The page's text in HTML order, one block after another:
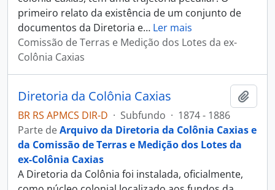
primeiro relato da existência de um conjunto de
documentos da Diretoria e… Ler mais
Comissão de Terras e Medição dos Lotes da ex-
Colônia Caxias
Diretoria da Colônia Caxias
BR RS APMCS DIR-D · Subfundo · 1874 - 1886
Parte deArquivo da Diretoria da Colônia Caxias e
da Comissão de Terras e Medição dos Lotes da
ex-Colônia Caxias
A Diretoria da Colônia foi instalada, oficialmente,